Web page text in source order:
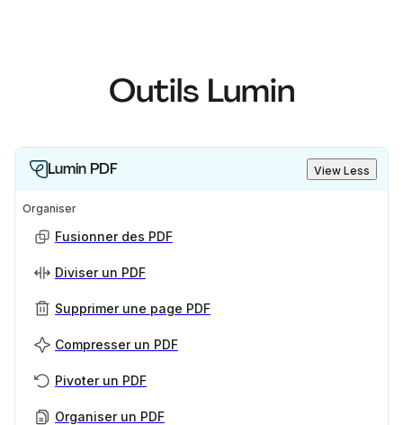
Outils Lumin
Lumin PDF View Less
Organiser
Fusionner des PDF
Diviser un PDF
Supprimer une page PDF
Compresser un PDF
Pivoter un PDF
Organiser un PDF